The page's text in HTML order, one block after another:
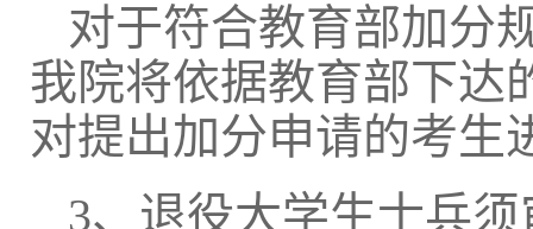
对于符合教育部加分
我院将依据教育部下达
对提出加分申请的考生
3、退役大学生士兵